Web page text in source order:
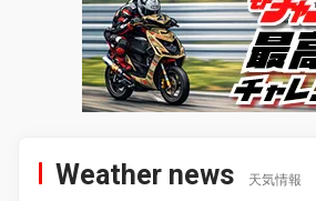
Weather news 天気情報